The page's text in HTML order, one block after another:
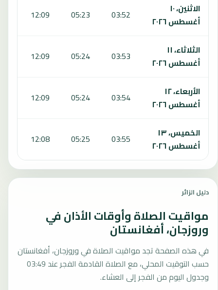
الاثنين، ١٠
أغسطس ٢٠٢٦
03:52
05:23
12:09
الثلاثاء، ١١
أغسطس ٢٠٢٦
03:53
05:24
12:09
الأربعاء، ١٢
أغسطس ٢٠٢٦
03:54
05:24
12:09
الخميس، ١٣
أغسطس ٢٠٢٦
03:55
05:25
12:08
دليل الزائر
مواقيت الصلاة وأوقات الأذان في
وروزجان، أفغانستان
في هذه الصفحة تجد مواقيت الصلاة في وروزجان، أفغانستان
حسب التوقيت المحلي، مع الصلاة القادمة الفجر عند 03:49
وجدول اليوم من الفجر إلى العشاء.